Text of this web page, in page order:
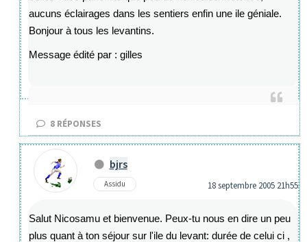
aucuns éclairages dans les sentiers enfin une ile géniale.
Bonjour à tous les levantins.
Message édité par : gilles
8 RÉPONSES
bjrs
Assidu 18 septembre 2005 21h55
Salut Nicosamu et bienvenue. Peux-tu nous en dire un peu
plus quant à ton séjour sur l'ile du levant: durée de celui ci ,